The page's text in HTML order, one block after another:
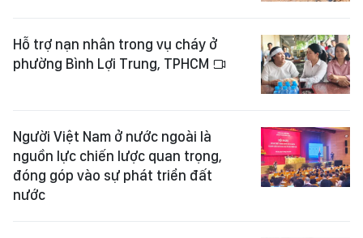
Hỗ trợ nạn nhân trong vụ cháy ở
phường Bình Lợi Trung, TPHCM
Người Việt Nam ở nước ngoài là
nguồn lực chiến lược quan trọng,
đóng góp vào sự phát triển đất
nước